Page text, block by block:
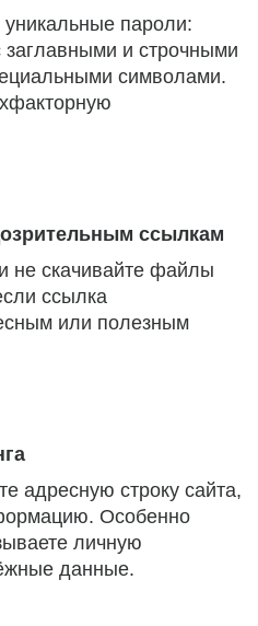
уникальные пароли:
и строчными
символами.
ссылкам
не скачивайте файлы
ссылка
или полезным
адресную строку сайта,
Особенно
личную
данные.